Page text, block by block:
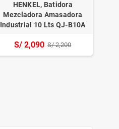
HENKEL, Batidora
Mezcladora Amasadora
Industrial 10 Lts QJ-B10A
S/ 2,090 S/ 2,200